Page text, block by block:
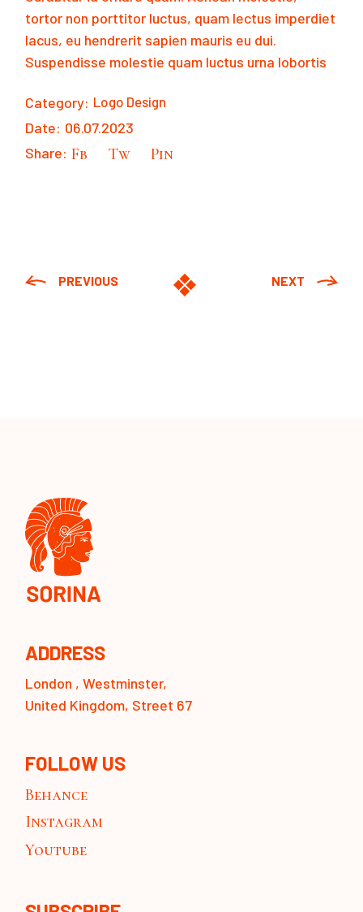
tortor non porttitor luctus, quam lectus imperdiet
lacus, eu hendrerit sapien mauris eu dui.
Suspendisse molestie quam luctus urna lobortis
Category: Logo Design
Date: 06.07.2023
Share: Fb Tw Pin
PREVIOUS NEXT
ADDRESS
London , Westminster,
United Kingdom, Street 67
FOLLOW US
Behance
Instagram
Youtube